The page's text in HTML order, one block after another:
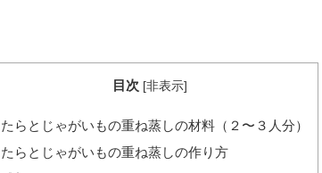
目次 [非表示]
たらとじゃがいもの重ね蒸しの材料（２〜３人分）
たらとじゃがいもの重ね蒸しの作り方